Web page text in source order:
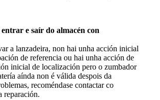
entrar e saír do almacén con
a lanzadeira, non hai unha acción inicial
de referencia ou hai unha acción de
inicial de localización pero o zumbador
aínda non é válida despois da
recoméndase contactar co
reparación.